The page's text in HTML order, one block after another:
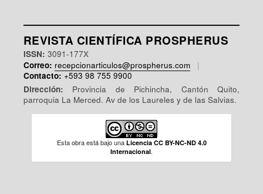
REVISTA CIENTÍFICA PROSPHERUS
ISSN: 3091-177X
Correo: recepcionarticulos@prospherus.com
|
Contacto: +593 98 755 9900
Dirección: Provincia de Pichincha, Cantón Quito,
parroquia La Merced. Av de los Laureles y de las Salvias.
Esta obra está bajo una Licencia CC BY-NC-ND 4.0
Internacional.